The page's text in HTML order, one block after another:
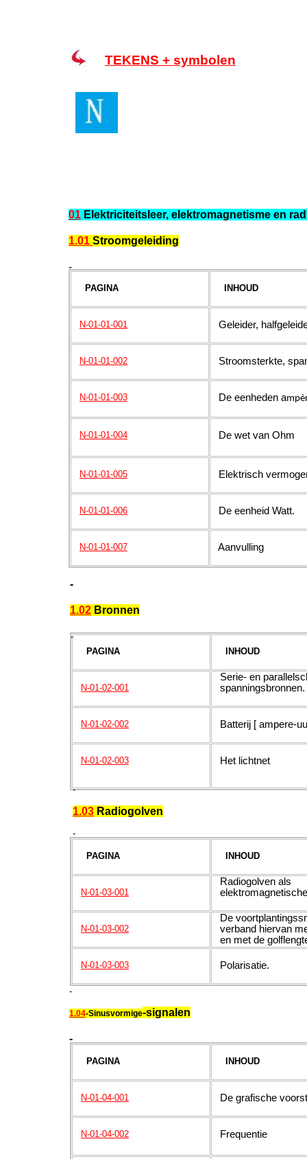
TEKENS + symbolen
01 Elektriciteitsleer, elektromagnetisme en
1.01 Stroomgeleiding
-
PAGINA INHOUD
N-01-01-001 Geleider,
N-01-01-002 Stroomsterkte,
N-01-01-003 De eenheden a
N-01-01-004 De wet van Ohm
N-01-01-005 Elektrisch
N-01-01-006 De eenheid Watt.
N-01-01-007 Aanvulling
-
1.02 Bronnen
-
PAGINA INHOUD
N-01-02-001
Serie- en
spanningsbronnen.
N-01-02-002 Batterij [ ampere-
N-01-02-003 Het lichtnet
-
1.03 Radiogolven
-
PAGINA INHOUD
N-01-03-001
Radiogolven als
N-01-03-002
De
verband hiervan
en met de
N-01-03-003 Polarisatie.
-
1.04-Sinusvormige-signalen
-
PAGINA INHOUD
N-01-04-001 De grafische
N-01-04-002 Frequentie